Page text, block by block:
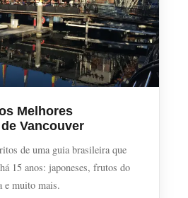
Melhores
Vancouver
de uma guia brasileira que
15 anos: japoneses, frutos do
e muito mais.